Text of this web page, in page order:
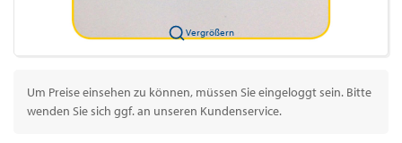
Vergrößern
Um Preise einsehen zu können, müssen Sie eingeloggt sein. Bitte
wenden Sie sich ggf. an unseren Kundenservice.